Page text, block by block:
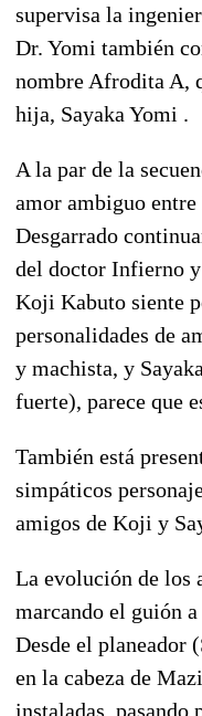
supervisa la
Dr. Yomi también
nombre Afrodita A,
hija, Sayaka Yomi .
A la par de la
amor ambiguo
Desgarrado
del doctor Infierno
Koji Kabuto siente
personalidades de
y machista, y
fuerte), parece que
También está
simpáticos
amigos de Koji y
La evolución de los
marcando el guión
Desde el planeador
en la cabeza de
instaladas, pasando